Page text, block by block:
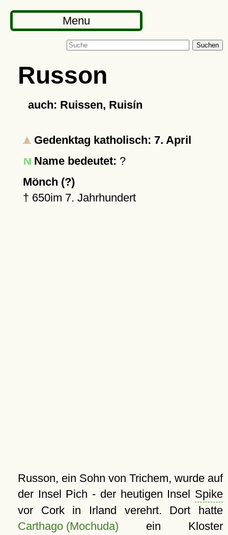
Menu
Suchen
Russon
auch: Ruissen, Ruisín
Gedenktag katholisch: 7. April
Name bedeutet: ?
Mönch (?)
† 650im 7. Jahrhundert
Russon, ein Sohn von Trichem, wurde auf
der Insel Pich - der heutigen Insel Spike
vor Cork in Irland verehrt. Dort hatte
Carthago (Mochuda) ein Kloster